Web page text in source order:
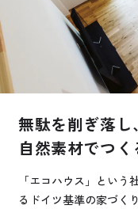
ご利用者の
お役立ち情報
プライバシーポリ
無駄を削ぎ落
自然素材でつ
「エコハウス」とい
るドイツ基準の家づく